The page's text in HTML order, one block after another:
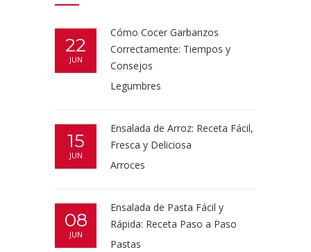
22
JUN
Cómo Cocer Garbanzos
Correctamente: Tiempos y
Consejos
Legumbres
15
JUN
Ensalada de Arroz: Receta Fácil,
Fresca y Deliciosa
Arroces
08
JUN
Ensalada de Pasta Fácil y
Rápida: Receta Paso a Paso
Pastas